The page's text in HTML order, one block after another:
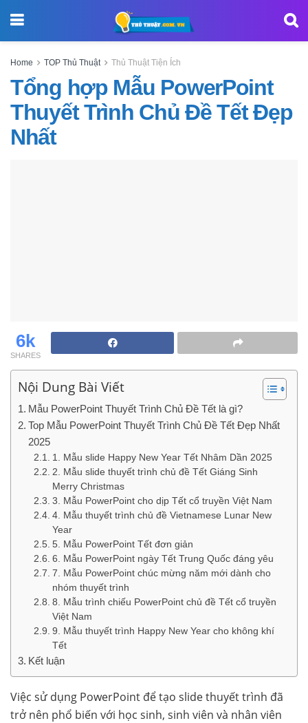
Home TOP Thủ Thuật Thủ Thuật Tiện Ích
Tổng hợp Mẫu PowerPoint
Thuyết Trình Chủ Đề Tết Đẹp
Nhất
6k
SHARES
Nội Dung Bài Viết
Mẫu PowerPoint Thuyết Trình Chủ Đề Tết là gì?
Top Mẫu PowerPoint Thuyết Trình Chủ Đề Tết Đẹp Nhất
2025
1. Mẫu slide Happy New Year Tết Nhâm Dần 2025
2. Mẫu slide thuyết trình chủ đề Tết Giáng Sinh
Merry Christmas
3. Mẫu PowerPoint cho dịp Tết cổ truyền Việt Nam
4. Mẫu thuyết trình chủ đề Vietnamese Lunar New
Year
5. Mẫu PowerPoint Tết đơn giản
6. Mẫu PowerPoint ngày Tết Trung Quốc đáng yêu
7. Mẫu PowerPoint chúc mừng năm mới dành cho
nhóm thuyết trình
8. Mẫu trình chiếu PowerPoint chủ đề Tết cổ truyền
Việt Nam
9. Mẫu thuyết trình Happy New Year cho không khí
Tết
Kết luận
Việc sử dụng PowerPoint để tạo slide thuyết trình đã
trở nên phổ biến với học sinh, sinh viên và nhân viên